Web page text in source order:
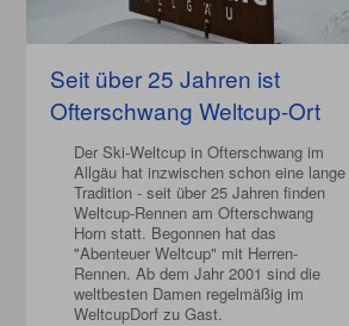
Seit über 25 Jahren ist
Ofterschwang Weltcup-Ort
Der Ski-Weltcup in Ofterschwang im
Allgäu hat inzwischen schon eine lange
Tradition - seit über 25 Jahren finden
Weltcup-Rennen am Ofterschwang
Horn statt. Begonnen hat das
"Abenteuer Weltcup" mit Herren-
Rennen. Ab dem Jahr 2001 sind die
weltbesten Damen regelmäßig im
WeltcupDorf zu Gast.